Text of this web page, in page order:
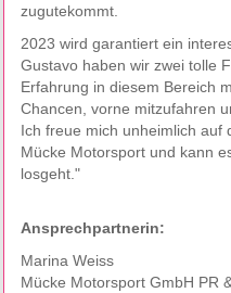
zugutekommt.
2023 wird garantiert ein
Gustavo haben wir zwei tolle
Erfahrung in diesem Bereich
Chancen, vorne mitzufahren
Ich freue mich unheimlich auf
Mücke Motorsport und kann
losgeht."
Ansprechpartnerin:
Marina Weiss
Mücke Motorsport GmbH PR